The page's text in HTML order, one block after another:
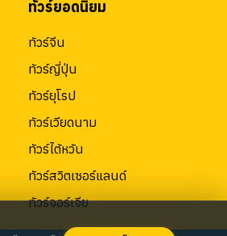
ทัวร์ยอดนิยม
ทัวร์จีน
ทัวร์ญี่ปุ่น
ทัวร์ยุโรป
ทัวร์เวียดนาม
ทัวร์ไต้หวัน
ทัวร์สวิตเซอร์แลนด์
ทัวร์จอร์เจีย